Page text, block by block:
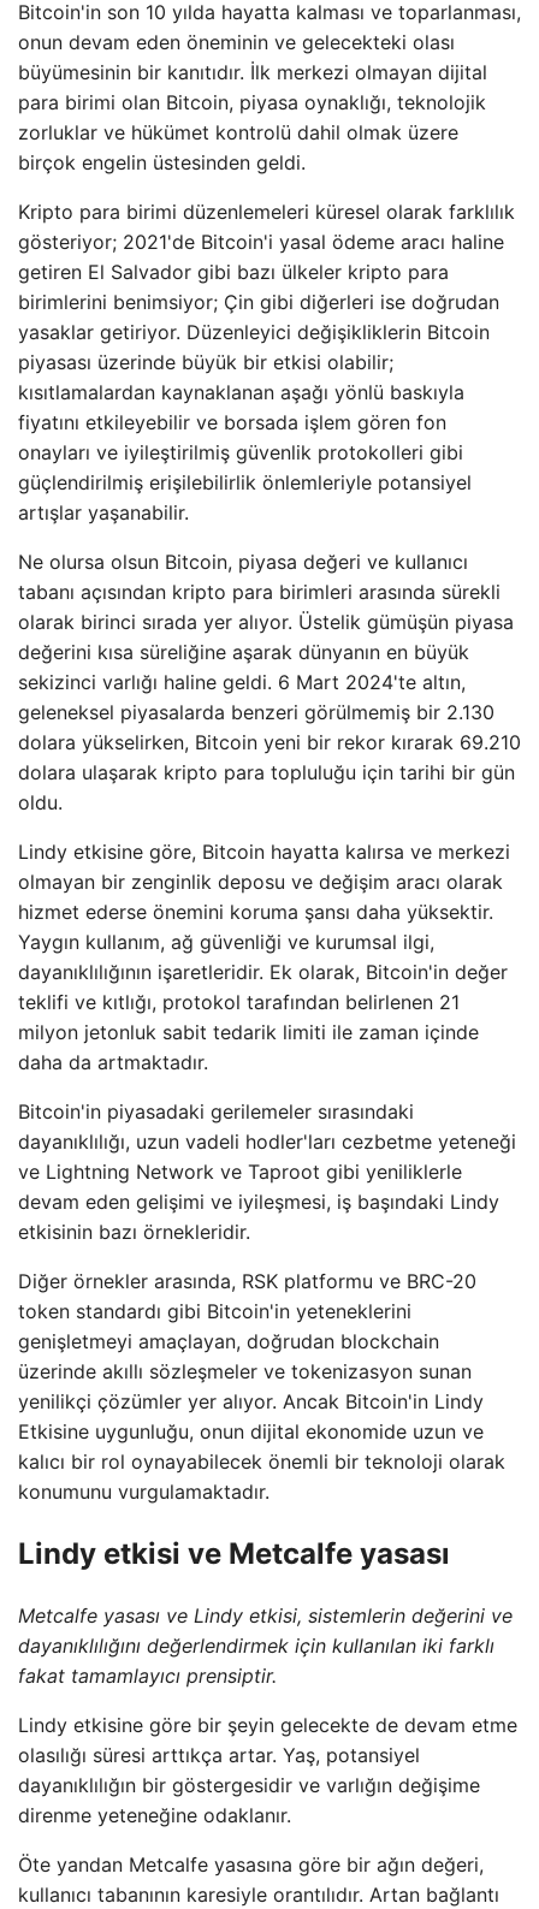
Bitcoin'in son 10 yılda hayatta kalması ve toparlanması,
onun devam eden öneminin ve gelecekteki olası
büyümesinin bir kanıtıdır. İlk merkezi olmayan dijital
para birimi olan Bitcoin, piyasa oynaklığı, teknolojik
zorluklar ve hükümet kontrolü dahil olmak üzere
birçok engelin üstesinden geldi.
Kripto para birimi düzenlemeleri küresel olarak farklılık
gösteriyor; 2021'de Bitcoin'i yasal ödeme aracı haline
getiren El Salvador gibi bazı ülkeler kripto para
birimlerini benimsiyor; Çin gibi diğerleri ise doğrudan
yasaklar getiriyor. Düzenleyici değişikliklerin Bitcoin
piyasası üzerinde büyük bir etkisi olabilir;
kısıtlamalardan kaynaklanan aşağı yönlü baskıyla
fiyatını etkileyebilir ve borsada işlem gören fon
onayları ve iyileştirilmiş güvenlik protokolleri gibi
güçlendirilmiş erişilebilirlik önlemleriyle potansiyel
artışlar yaşanabilir.
Ne olursa olsun Bitcoin, piyasa değeri ve kullanıcı
tabanı açısından kripto para birimleri arasında sürekli
olarak birinci sırada yer alıyor. Üstelik gümüşün piyasa
değerini kısa süreliğine aşarak dünyanın en büyük
sekizinci varlığı haline geldi. 6 Mart 2024'te altın,
geleneksel piyasalarda benzeri görülmemiş bir 2.130
dolara yükselirken, Bitcoin yeni bir rekor kırarak 69.210
dolara ulaşarak kripto para topluluğu için tarihi bir gün
oldu.
Lindy etkisine göre, Bitcoin hayatta kalırsa ve merkezi
olmayan bir zenginlik deposu ve değişim aracı olarak
hizmet ederse önemini koruma şansı daha yüksektir.
Yaygın kullanım, ağ güvenliği ve kurumsal ilgi,
dayanıklılığının işaretleridir. Ek olarak, Bitcoin'in değer
teklifi ve kıtlığı, protokol tarafından belirlenen 21
milyon jetonluk sabit tedarik limiti ile zaman içinde
daha da artmaktadır.
Bitcoin'in piyasadaki gerilemeler sırasındaki
dayanıklılığı, uzun vadeli hodler'ları cezbetme yeteneği
ve Lightning Network ve Taproot gibi yeniliklerle
devam eden gelişimi ve iyileşmesi, iş başındaki Lindy
etkisinin bazı örnekleridir.
Diğer örnekler arasında, RSK platformu ve BRC-20
token standardı gibi Bitcoin'in yeteneklerini
genişletmeyi amaçlayan, doğrudan blockchain
üzerinde akıllı sözleşmeler ve tokenizasyon sunan
yenilikçi çözümler yer alıyor. Ancak Bitcoin'in Lindy
Etkisine uygunluğu, onun dijital ekonomide uzun ve
kalıcı bir rol oynayabilecek önemli bir teknoloji olarak
konumunu vurgulamaktadır.
Lindy etkisi ve Metcalfe yasası
Metcalfe yasası ve Lindy etkisi, sistemlerin değerini ve
dayanıklılığını değerlendirmek için kullanılan iki farklı
fakat tamamlayıcı prensiptir.
Lindy etkisine göre bir şeyin gelecekte de devam etme
olasılığı süresi arttıkça artar. Yaş, potansiyel
dayanıklılığın bir göstergesidir ve varlığın değişime
direnme yeteneğine odaklanır.
Öte yandan Metcalfe yasasına göre bir ağın değeri,
kullanıcı tabanının karesiyle orantılıdır. Artan bağlantı